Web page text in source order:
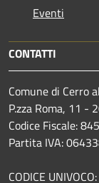
Eventi
CONTATTI
Comune di Cerro
P.zza Roma, 11 -
Codice Fiscale:
Partita IVA:
CODICE